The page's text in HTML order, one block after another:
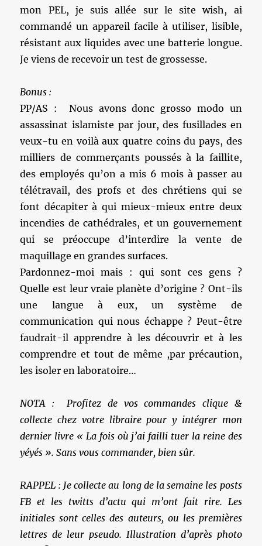
mon PEL, je suis allée sur le site wish, ai
commandé un appareil facile à utiliser, lisible,
résistant aux liquides avec une batterie longue.
Je viens de recevoir un test de grossesse.
Bonus :
PP/AS : Nous avons donc grosso modo un
assassinat islamiste par jour, des fusillades en
veux-tu en voilà aux quatre coins du pays, des
milliers de commerçants poussés à la faillite,
des employés qu’on a mis 6 mois à passer au
télétravail, des profs et des chrétiens qui se
font décapiter à qui mieux-mieux entre deux
incendies de cathédrales, et un gouvernement
qui se préoccupe d’interdire la vente de
maquillage en grandes surfaces.
Pardonnez-moi mais : qui sont ces gens ?
Quelle est leur vraie planète d’origine ? Ont-ils
une langue à eux, un système de
communication qui nous échappe ? Peut-être
faudrait-il apprendre à les découvrir et à les
comprendre et tout de même ,par précaution,
les isoler en laboratoire…
NOTA : Profitez de vos commandes clique &
collecte chez votre libraire pour y intégrer mon
dernier livre « La fois où j’ai failli tuer la reine des
yéyés ». Sans vous commander, bien sûr.
RAPPEL : Je collecte au long de la semaine les posts
FB et les twitts d’actu qui m’ont fait rire. Les
initiales sont celles des auteurs, ou les premières
lettres de leur pseudo. Illustration d’après photo